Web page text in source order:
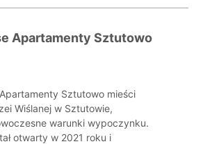
Apartamenty Sztutowo
Sztutowo mieści
Wiślanej w Sztutowie,
warunki wypoczynku.
otwarty w 2021 roku i